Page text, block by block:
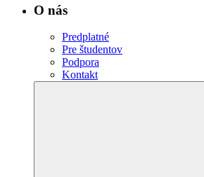
O nás
Predplatné
Pre študentov
Podpora
Kontakt